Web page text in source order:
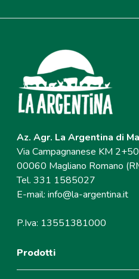
Az. Agr. La Argentina di
Via Campagnanese KM
00060 Magliano Romano
Tel. 331 1585027
E-mail:info@la-argentina.it
P.Iva: 13551381000
Prodotti